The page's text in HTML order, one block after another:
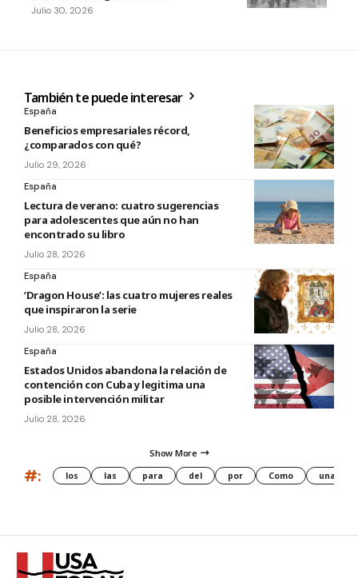
Julio 30, 2026
También te puede interesar
España
Beneficios empresariales récord,
¿comparados con qué?
Julio 29, 2026
España
Lectura de verano: cuatro sugerencias
para adolescentes que aún no han
encontrado su libro
Julio 28, 2026
España
‘Dragon House’: las cuatro mujeres reales
que inspiraron la serie
Julio 28, 2026
España
Estados Unidos abandona la relación de
contención con Cuba y legitima una
posible intervención militar
Julio 28, 2026
Show More
#: los las para del por Como una